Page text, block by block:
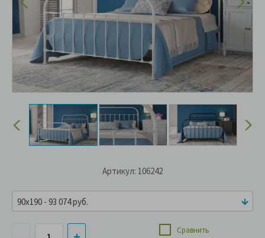
Артикул: 106242
Сравнить
90x190 - 93 074 руб.